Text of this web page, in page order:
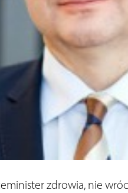
zdrowia, nie